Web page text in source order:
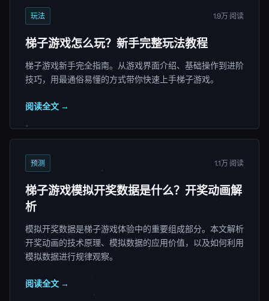
玩法 1.9万 阅读
梯子游戏怎么玩？新手完整玩法教程
梯子游戏新手完全指南。从游戏界面介绍、基础操作到进阶
技巧，用最通俗易懂的方式带你快速上手梯子游戏。
阅读全文 →
预测 1.1万 阅读
梯子游戏模拟开奖数据是什么？开奖动画解
析
模拟开奖数据是梯子游戏体验中的重要组成部分。本文解析
开奖动画的技术原理、模拟数据的应用价值，以及如何利用
模拟数据进行规律观察。
阅读全文 →